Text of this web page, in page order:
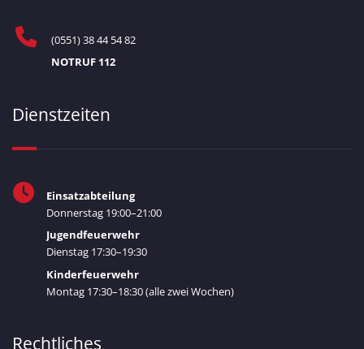
(0551) 38 44 54 82
NOTRUF 112
Dienstzeiten
Einsatzabteilung
Donnerstag 19:00–21:00
Jugendfeuerwehr
Dienstag 17:30–19:30
Kinderfeuerwehr
Montag 17:30–18:30 (alle zwei Wochen)
Rechtliches